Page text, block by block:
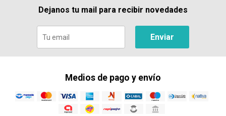
Dejanos tu mail para recibir novedades
Enviar
Medios de pago y envío